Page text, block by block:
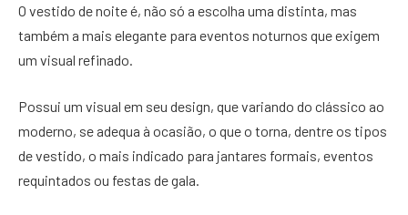
O vestido de noite é, não só a escolha uma distinta, mas
também a mais elegante para eventos noturnos que exigem
um visual refinado.
Possui um visual em seu design, que variando do clássico ao
moderno, se adequa à ocasião, o que o torna, dentre os tipos
de vestido, o mais indicado para jantares formais, eventos
requintados ou festas de gala.